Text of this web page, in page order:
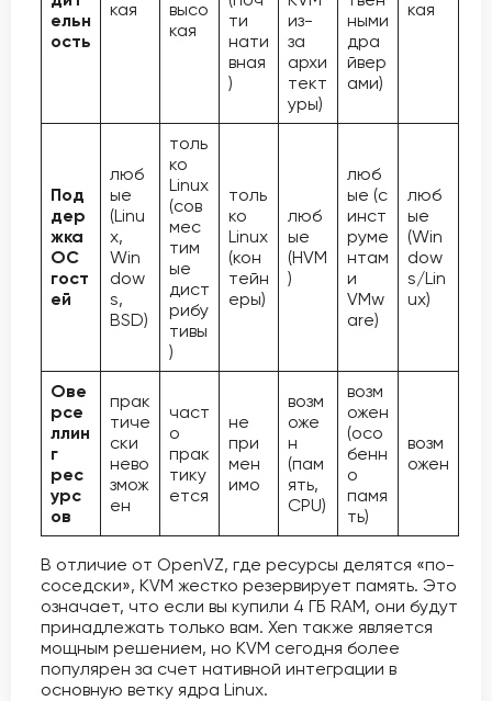
ельн
ость
кая
высо
кая
ти
нати
вная
)
из-
за
архи
тект
уры)
ными
дра
йвер
ами)
кая
Под
дер
жка
ОС
гост
ей
люб
ые
(Linu
x,
Win
dow
s,
BSD)
толь
ко
Linux
(сов
мес
тим
ые
дист
рибу
тивы
)
толь
ко
Linux
(кон
тейн
еры)
люб
ые
(HVM
)
люб
ые (с
инст
руме
нтам
и
VMw
are)
люб
ые
(Win
dow
s/Lin
ux)
Ове
рсе
ллин
г
рес
урс
ов
прак
тиче
ски
нево
змож
ен
част
о
прак
тику
ется
не
при
мен
имо
возм
оже
н
(пам
ять,
CPU)
возм
ожен
(осо
бенн
о
памя
ть)
возм
ожен
В отличие от OpenVZ, где ресурсы делятся «по-
соседски», KVM жестко резервирует память. Это
означает, что если вы купили 4 ГБ RAM, они будут
принадлежать только вам. Xen также является
мощным решением, но KVM сегодня более
популярен за счет нативной интеграции в
основную ветку ядра Linux.